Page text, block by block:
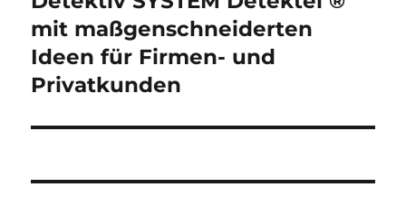
Beitrag:
mit maßgenschneiderten
Ideen für Firmen- und
Privatkunden